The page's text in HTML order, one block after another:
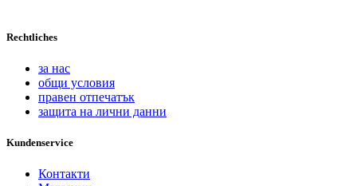
Rechtliches
за нас
общи условия
правен отпечатък
защита на лични данни
Kundenservice
Контакти